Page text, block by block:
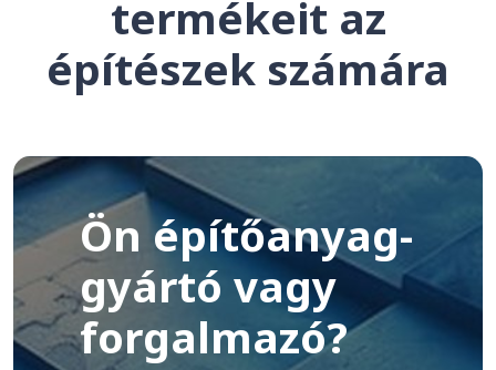
termékeit az
építészek számára
Ön építőanyag-
gyártó vagy
forgalmazó?